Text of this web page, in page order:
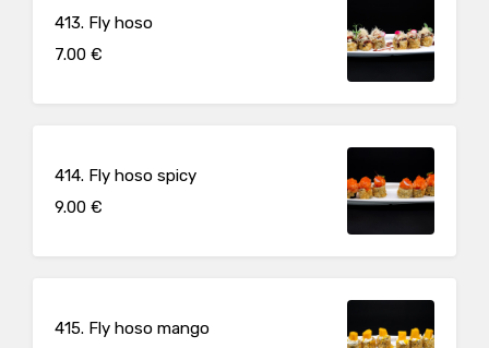
413. Fly hoso
7.00 €
414. Fly hoso spicy
9.00 €
415. Fly hoso mango